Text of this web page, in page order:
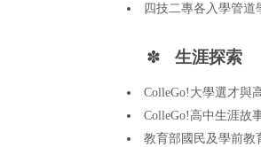
四技二專各入學管道
✽ 生涯探索
ColleGo!大學選才與
ColleGo!高中生涯故
教育部國民及學前教